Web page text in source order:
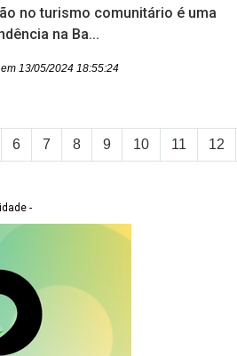
no turismo comunitário é uma
na Ba...
13/05/2024 18:55:24
6 7 8 9 10 11 12
-